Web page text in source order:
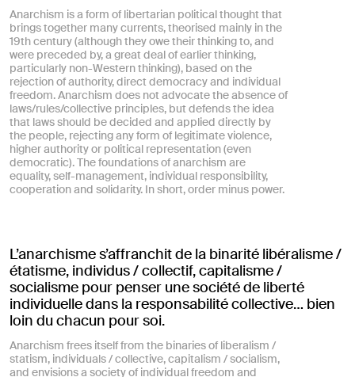
Anarchism is a form of libertarian political thought that
brings together many currents, theorised mainly in the
19th century (although they owe their thinking to, and
were preceded by, a great deal of earlier thinking,
particularly non-Western thinking), based on the
rejection of authority, direct democracy and individual
freedom. Anarchism does not advocate the absence of
laws/rules/collective principles, but defends the idea
that laws should be decided and applied directly by
the people, rejecting any form of legitimate violence,
higher authority or political representation (even
democratic). The foundations of anarchism are
equality, self-management, individual responsibility,
cooperation and solidarity. In short, order minus power.
L’anarchisme s’affranchit de la binarité libéralisme /
étatisme, individus / collectif, capitalisme /
socialisme pour penser une société de liberté
individuelle dans la responsabilité collective… bien
loin du chacun pour soi.
Anarchism frees itself from the binaries of liberalism /
statism, individuals / collective, capitalism / socialism,
and envisions a society of individual freedom and